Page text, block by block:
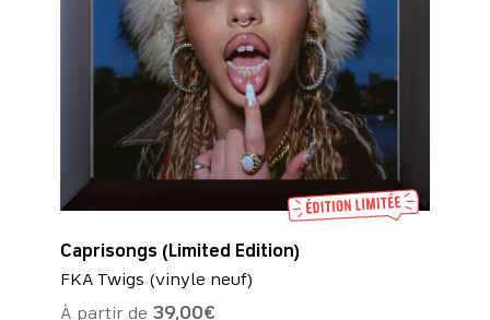
Caprisongs (Limited Edition)
FKA Twigs (vinyle neuf)
À partir de 39,00€